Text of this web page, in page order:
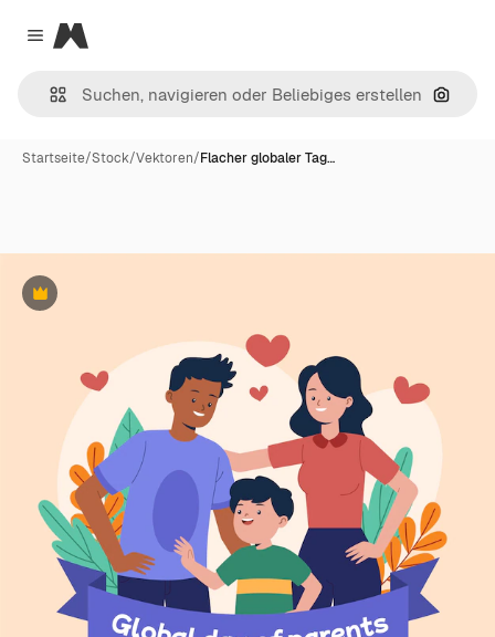
Close menu
Magnific
Nach
Startseite/Stock/Vektoren/Flacher globaler Tag…
Premium